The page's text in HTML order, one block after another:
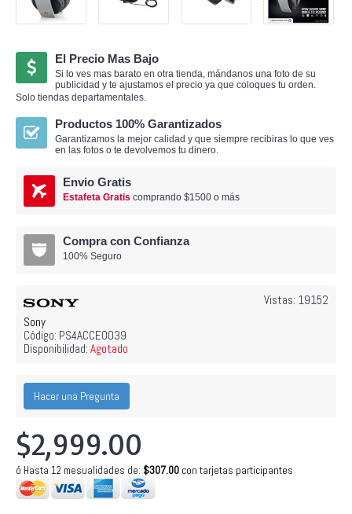
El Precio Mas Bajo
Si lo ves mas barato en otra tienda, mándanos una foto de su
publicidad y te ajustamos el precio ya que coloques tu orden.
Solo tiendas departamentales.
Productos 100% Garantizados
Garantizamos la mejor calidad y que siempre recibiras lo que ves
en las fotos o te devolvemos tu dinero.
Envio Gratis
Estafeta Gratis comprando $1500 o más
Compra con Confianza
100% Seguro
Vistas: 19152
Sony
Código: PS4ACCE0039
Disponibilidad: Agotado
Hacer una Pregunta
$2,999.00
ó Hasta 12 mesualidades de: $307.00 con tarjetas participantes